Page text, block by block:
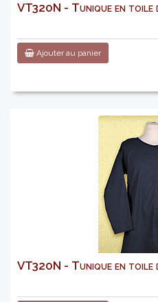
VT320N - Tunique en toile
Ajouter au panier
VT320N - Tunique en toile